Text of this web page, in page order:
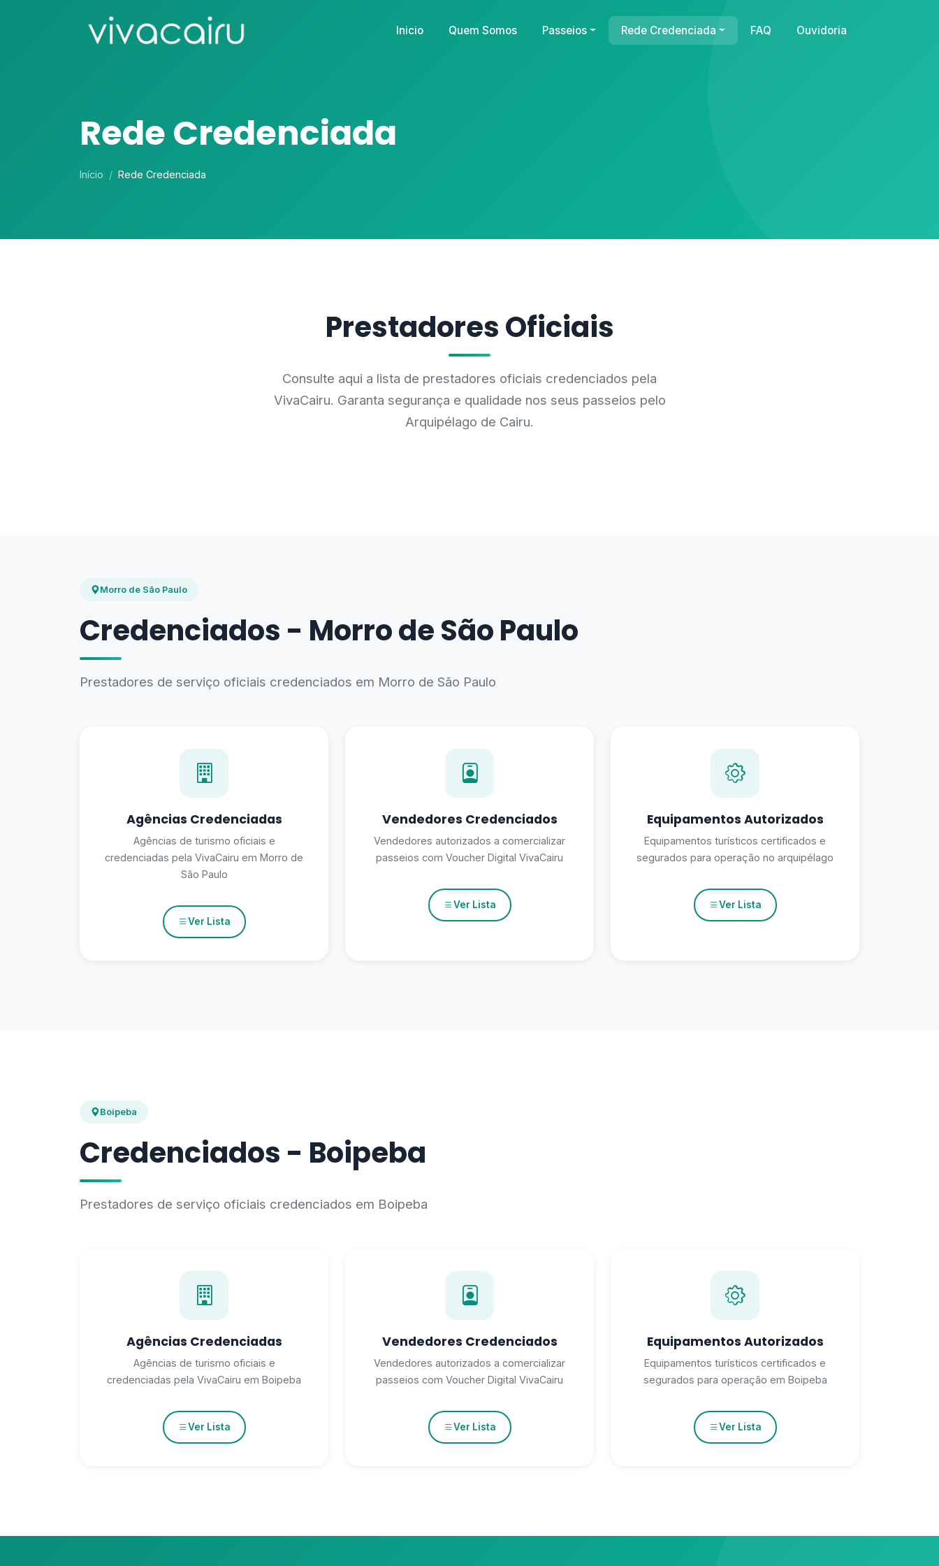
Inicio Quem Somos Passeios Rede Credenciada FAQ Ouvidoria
Rede Credenciada
Início Rede Credenciada
Prestadores Oficiais
Consulte aqui a lista de prestadores oficiais credenciados pela
VivaCairu. Garanta segurança e qualidade nos seus passeios pelo
Arquipélago de Cairu.
Morro de São Paulo
Credenciados - Morro de São Paulo
Prestadores de serviço oficiais credenciados em Morro de São Paulo
Agências Credenciadas
Agências de turismo oficiais e
credenciadas pela VivaCairu em Morro de
São Paulo
Ver Lista
Vendedores Credenciados
Vendedores autorizados a comercializar
passeios com Voucher Digital VivaCairu
Ver Lista
Equipamentos Autorizados
Equipamentos turísticos certificados e
segurados para operação no arquipélago
Ver Lista
Boipeba
Credenciados - Boipeba
Prestadores de serviço oficiais credenciados em Boipeba
Agências Credenciadas
Agências de turismo oficiais e
credenciadas pela VivaCairu em Boipeba
Ver Lista
Vendedores Credenciados
Vendedores autorizados a comercializar
passeios com Voucher Digital VivaCairu
Ver Lista
Equipamentos Autorizados
Equipamentos turísticos certificados e
segurados para operação em Boipeba
Ver Lista